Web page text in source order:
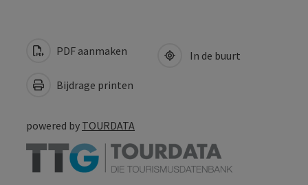
PDF aanmaken
Bijdrage printen
In de buurt
powered by TOURDATA